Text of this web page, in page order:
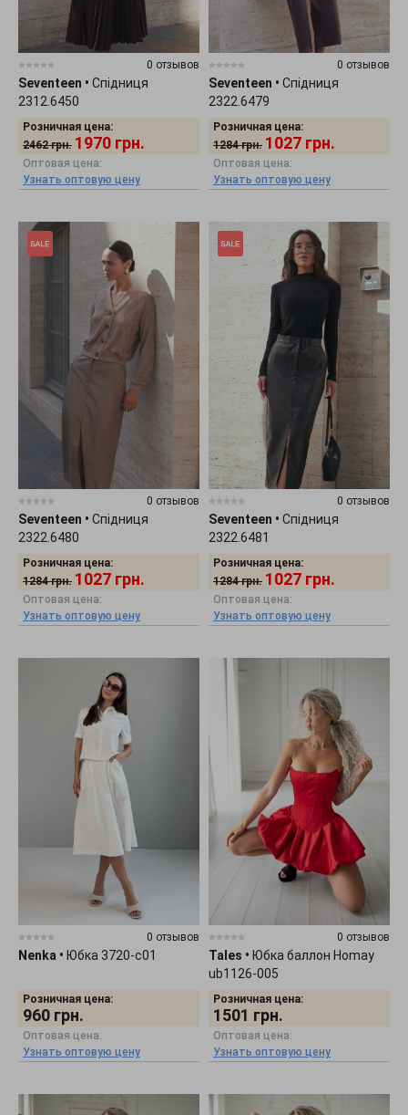
0 отзывов
Seventeen • Спідниця
2312.6450
Розничная цена:
2462 грн. 1970 грн.
Оптовая цена:
Узнать оптовую цену
0 отзывов
Seventeen • Спідниця
2322.6479
Розничная цена:
1284 грн. 1027 грн.
Оптовая цена:
Узнать оптовую цену
0 отзывов
Seventeen • Спідниця
2322.6480
Розничная цена:
1284 грн. 1027 грн.
Оптовая цена:
Узнать оптовую цену
0 отзывов
Seventeen • Спідниця
2322.6481
Розничная цена:
1284 грн. 1027 грн.
Оптовая цена:
Узнать оптовую цену
0 отзывов
Nenka • Юбка 3720-c01
Розничная цена:
960 грн.
Оптовая цена:
Узнать оптовую цену
0 отзывов
Tales • Юбка баллон Homay
ub1126-005
Розничная цена:
1501 грн.
Оптовая цена:
Узнать оптовую цену